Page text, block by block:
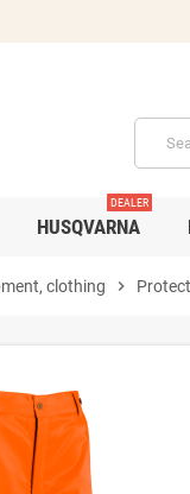
HUSQVARNA
DEALER
clothing chevron_right